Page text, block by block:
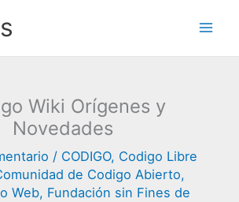
Wiki Orígenes y
Novedades
/ CODIGO, Codigo Libre
de Codigo Abierto,
Web, Fundación sin Fines de